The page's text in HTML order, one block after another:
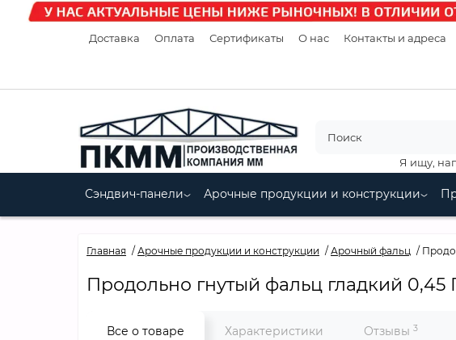
Доставка Оплата Сертификаты О нас Контакты и адреса
Я ищу,
Сэндвич-панели Арочные продукции и конструкции
Главная Арочные продукции и конструкции Арочный фальц
Продольно гнутый фальц гладкий 0,45
Все о товаре Характеристики Отзывы 3